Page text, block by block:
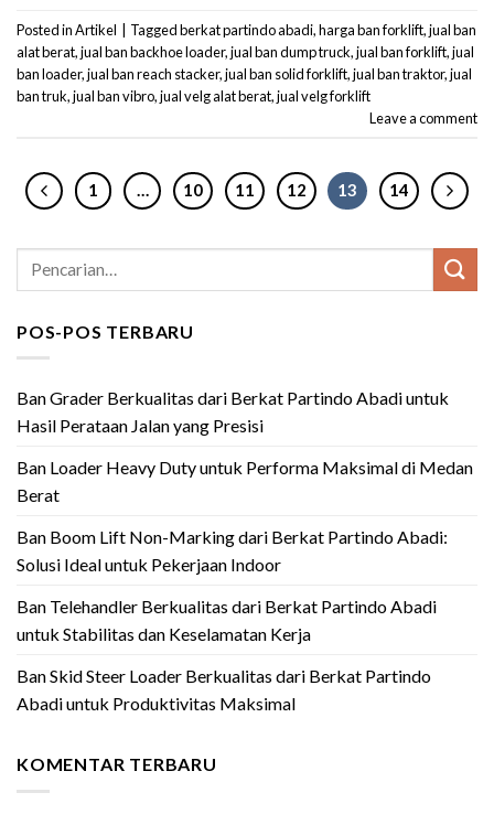
Posted inArtikel | Taggedberkat partindo abadi,harga ban forklift,jual ban
alat berat,jual ban backhoe loader,jual ban dump truck,jual ban forklift,jual
ban loader,jual ban reach stacker,jual ban solid forklift,jual ban traktor,jual
ban truk,jual ban vibro,jual velg alat berat,jual velg forklift
Leave a comment
1 … 10 11 12 13 14
POS-POS TERBARU
Ban Grader Berkualitas dari Berkat Partindo Abadi untuk
Hasil Perataan Jalan yang Presisi
Ban Loader Heavy Duty untuk Performa Maksimal di Medan
Berat
Ban Boom Lift Non-Marking dari Berkat Partindo Abadi:
Solusi Ideal untuk Pekerjaan Indoor
Ban Telehandler Berkualitas dari Berkat Partindo Abadi
untuk Stabilitas dan Keselamatan Kerja
Ban Skid Steer Loader Berkualitas dari Berkat Partindo
Abadi untuk Produktivitas Maksimal
KOMENTAR TERBARU